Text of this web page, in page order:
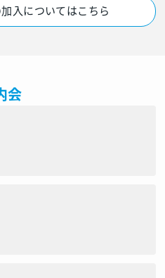
入についてはこちら
会